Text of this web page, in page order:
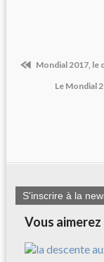
Mondial 2017, le
Le Mondial
S'inscrire à la
Vous aimerez